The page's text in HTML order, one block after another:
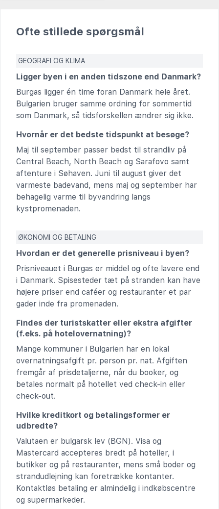
Ofte stillede spørgsmål
GEOGRAFI OG KLIMA
Ligger byen i en anden tidszone end Danmark?
Burgas ligger én time foran Danmark hele året.
Bulgarien bruger samme ordning for sommertid
som Danmark, så tidsforskellen ændrer sig ikke.
Hvornår er det bedste tidspunkt at besøge?
Maj til september passer bedst til strandliv på
Central Beach, North Beach og Sarafovo samt
aftenture i Søhaven. Juni til august giver det
varmeste badevand, mens maj og september har
behagelig varme til byvandring langs
kystpromenaden.
ØKONOMI OG BETALING
Hvordan er det generelle prisniveau i byen?
Prisniveauet i Burgas er middel og ofte lavere end
i Danmark. Spisesteder tæt på stranden kan have
højere priser end caféer og restauranter et par
gader inde fra promenaden.
Findes der turistskatter eller ekstra afgifter
(f.eks. på hotelovernatning)?
Mange kommuner i Bulgarien har en lokal
overnatningsafgift pr. person pr. nat. Afgiften
fremgår af prisdetaljerne, når du booker, og
betales normalt på hotellet ved check-in eller
check-out.
Hvilke kreditkort og betalingsformer er
udbredte?
Valutaen er bulgarsk lev (BGN). Visa og
Mastercard accepteres bredt på hoteller, i
butikker og på restauranter, mens små boder og
strandudlejning kan foretrække kontanter.
Kontaktløs betaling er almindelig i indkøbscentre
og supermarkeder.